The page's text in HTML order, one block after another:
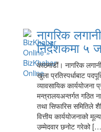
नागरिक
निर्देशकमा ५
काठमाडौं। नागरिक
खुला प्रतिस्पर्धाबाट
व्यावसायिक
मन्त्रालयअन्तर्गत गठित
तथा सिफारिस समितिले
वित्तीय कार्ययोजनाको
उम्मेदवार छनोट गरेको